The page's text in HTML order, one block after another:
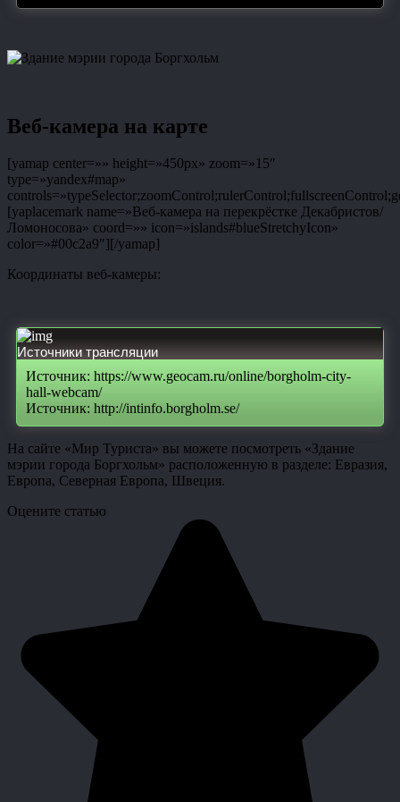
Веб-камера на карте
[yamap center=»» height=»450px» zoom=»15″
type=»yandex#map»
[yaplacemark name=»Веб-камера на перекрёстке Декабристов/
Ломоносова» coord=»» icon=»islands#blueStretchyIcon»
color=»#00c2a9″][/yamap]
Координаты веб-камеры:
Источники трансляции
Источник: https://www.geocam.ru/online/borgholm-city-
hall-webcam/
Источник: http://intinfo.borgholm.se/
На сайте «Мир Туриста» вы можете посмотреть «Здание
мэрии города Боргхольм» расположенную в разделе: Евразия,
Европа, Северная Европа, Швеция.
Оцените статью